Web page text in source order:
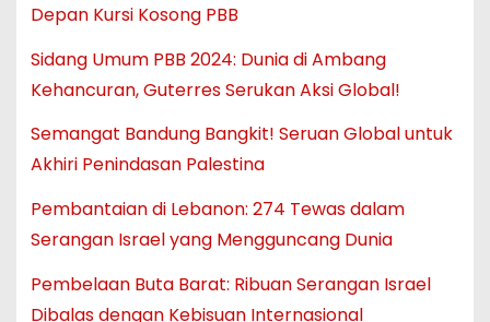
Depan Kursi Kosong PBB
Sidang Umum PBB 2024: Dunia di Ambang
Kehancuran, Guterres Serukan Aksi Global!
Semangat Bandung Bangkit! Seruan Global untuk
Akhiri Penindasan Palestina
Pembantaian di Lebanon: 274 Tewas dalam
Serangan Israel yang Mengguncang Dunia
Pembelaan Buta Barat: Ribuan Serangan Israel
Dibalas dengan Kebisuan Internasional